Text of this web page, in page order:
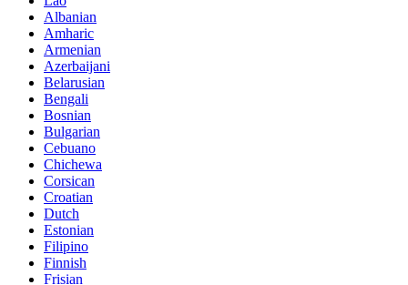
Albanian
Amharic
Armenian
Azerbaijani
Belarusian
Bengali
Bosnian
Bulgarian
Cebuano
Chichewa
Corsican
Croatian
Dutch
Estonian
Filipino
Finnish
Frisian